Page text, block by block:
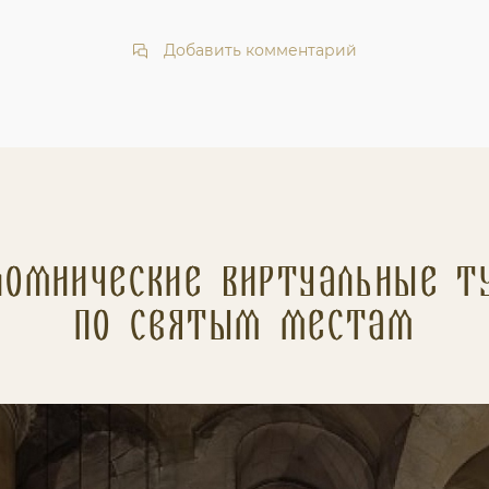
Добавить комментарий
Виртуальные
по святым местам